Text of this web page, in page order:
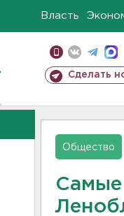
Власть
Сделать
Общество
Самые